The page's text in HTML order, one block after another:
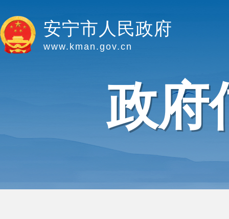
安宁市人民政府
www.kman.gov.cn
政府